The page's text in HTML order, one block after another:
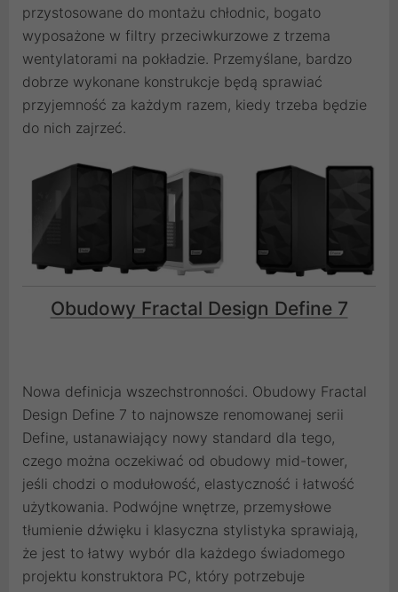
przystosowane do montażu chłodnic, bogato
wyposażone w filtry przeciwkurzowe z trzema
wentylatorami na pokładzie. Przemyślane, bardzo
dobrze wykonane konstrukcje będą sprawiać
przyjemność za każdym razem, kiedy trzeba będzie
do nich zajrzeć.
Obudowy Fractal Design Define 7
Nowa definicja wszechstronności. Obudowy Fractal
Design Define 7 to najnowsze renomowanej serii
Define, ustanawiający nowy standard dla tego,
czego można oczekiwać od obudowy mid-tower,
jeśli chodzi o modułowość, elastyczność i łatwość
użytkowania. Podwójne wnętrze, przemysłowe
tłumienie dźwięku i klasyczna stylistyka sprawiają,
że jest to łatwy wybór dla każdego świadomego
projektu konstruktora PC, który potrzebuje